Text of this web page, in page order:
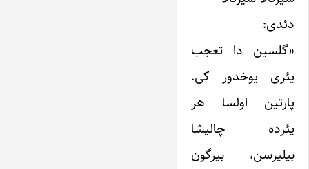
دئدی:
«گلسین دا تعجب
یئری یوخدور کی.
پارتین اولسا هر
یئرده چالیشا
بیلیرسن، بیرگون